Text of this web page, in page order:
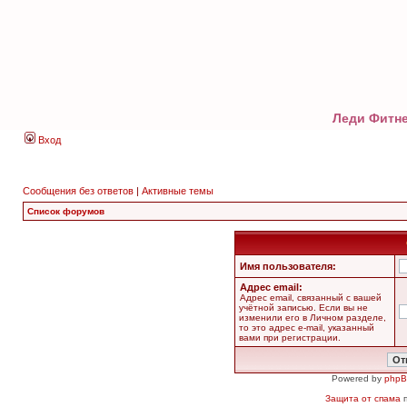
Леди
Вход
Сообщения без ответов | Активные темы
Список форумов
Имя пользователя:
Адрес email:
Адрес email, связанный с вашей
учётной записью. Если вы не
изменили его в Личном разделе,
то это адрес e-mail, указанный
вами при регистрации.
Powered by
Защита от спама